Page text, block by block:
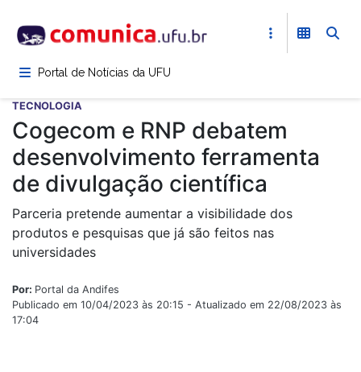
para
conteúdoPortal de Notícias da UFU
TECNOLOGIA
Cogecom e RNP debatem
desenvolvimento ferramenta
de divulgação científica
Parceria pretende aumentar a visibilidade dos
produtos e pesquisas que já são feitos nas
universidades
Por: Portal da Andifes
Publicado em 10/04/2023 às 20:15 - Atualizado em 22/08/2023 às
17:04